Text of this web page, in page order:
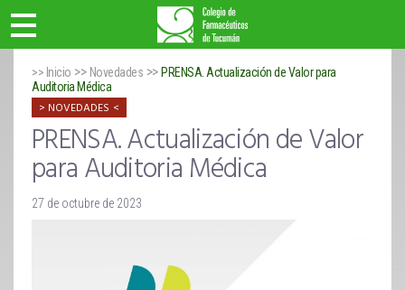
>> Inicio >> Novedades >> PRENSA. Actualización de Valor para
Auditoria Médica
NOVEDADES
PRENSA. Actualización de Valor
para Auditoria Médica
27 de octubre de 2023